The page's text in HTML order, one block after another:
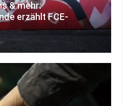
& mehr:
erzählt FCE-